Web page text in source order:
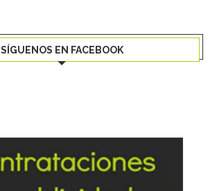
SÍGUENOS EN FACEBOOK